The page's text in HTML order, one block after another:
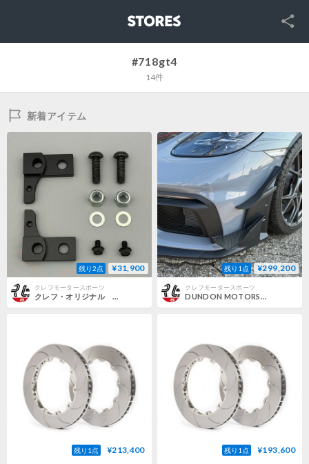
SNS
#718gt4
14件
新着アイテム
残り2点 ¥31,900
クレフモータースポーツ
クレフ・オリジナル 981/718/991対応 純正カーボンフルバケットシート用シートリクライナー アルミ製
残り1点 ¥299,200
クレフモータースポーツ
DUNDON MOTORSPORTS 製718GT4-RS用ダブルカーボンカナード
残り1点 ¥213,400 残り1点 ¥193,600